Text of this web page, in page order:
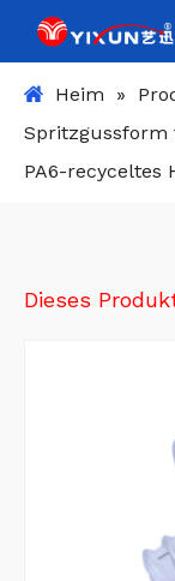
Heim »
Spritzgussform
PA6-recyceltes
Dieses